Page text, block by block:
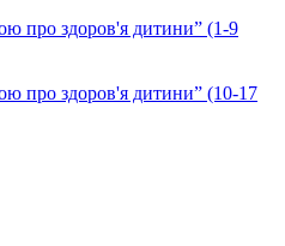
про здоров'я дитини” (1-9
про здоров'я дитини” (10-17